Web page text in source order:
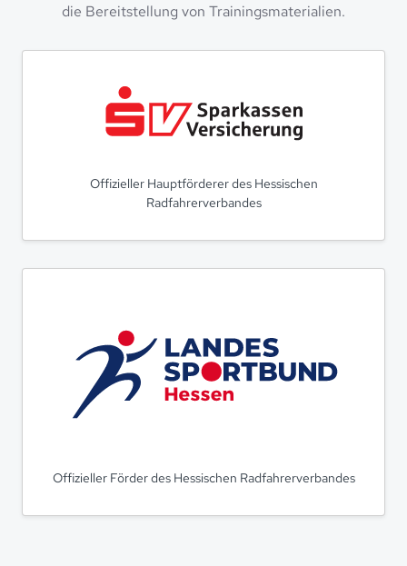
die Bereitstellung von Trainingsmaterialien.
Offizieller Hauptförderer des Hessischen
Radfahrerverbandes
Offizieller Förder des Hessischen Radfahrerverbandes